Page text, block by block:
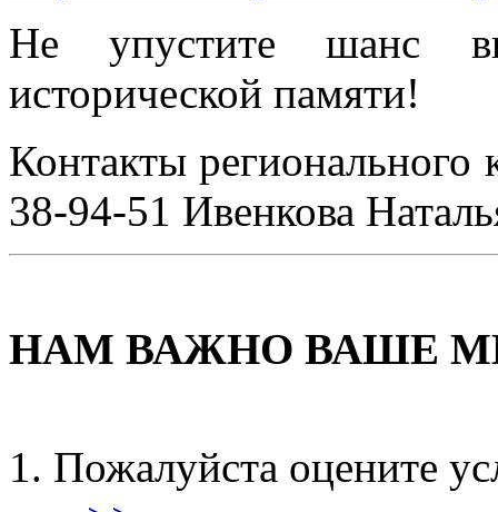
Не упустите шанс
исторической памяти!
Контакты регионального
38-94-51 Ивенкова
НАМ ВАЖНО ВАШЕ
Пожалуйста оцените